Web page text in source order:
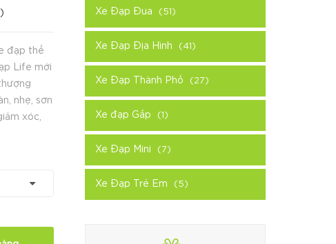
Xe Đạp Đua (51)
Xe Đạp Địa Hình (41)
Xe Đạp Thành Phố (27)
Xe đạp Gấp (1)
Xe Đạp Mini (7)
Xe Đạp Trẻ Em (5)
)
đạp thể
Life mới
nhẹ, sơn
xóc,